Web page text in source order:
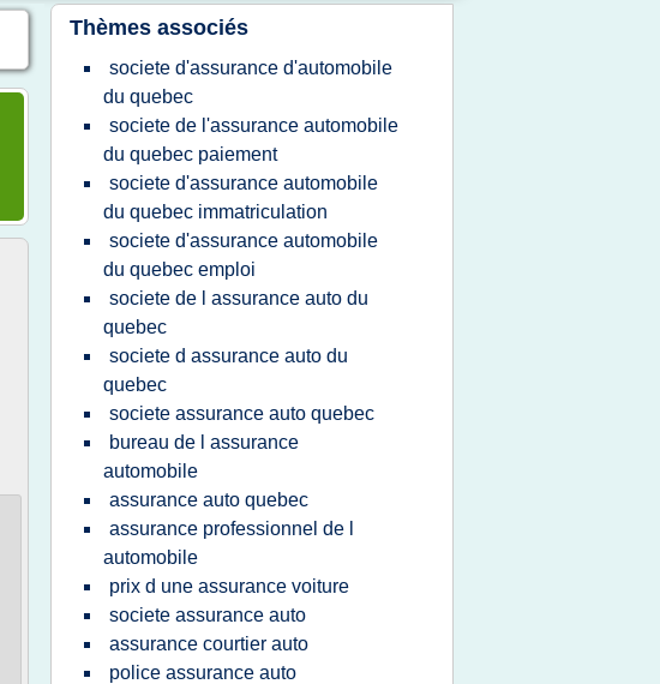
Thèmes associés
societe d'assurance d'automobile
du quebec
societe de l'assurance automobile
du quebec paiement
societe d'assurance automobile
du quebec immatriculation
societe d'assurance automobile
du quebec emploi
societe de l assurance auto du
quebec
societe d assurance auto du
quebec
societe assurance auto quebec
bureau de l assurance
automobile
assurance auto quebec
assurance professionnel de l
automobile
prix d une assurance voiture
societe assurance auto
assurance courtier auto
police assurance auto